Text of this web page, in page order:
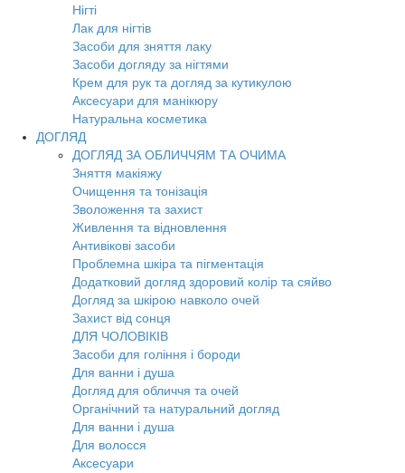
Нігті
Лак для нігтів
Засоби для зняття лаку
Засоби догляду за нігтями
Крем для рук та догляд за кутикулою
Аксесуари для манікюру
Натуральна косметика
ДОГЛЯД
ДОГЛЯД ЗА ОБЛИЧЧЯМ ТА ОЧИМА
Зняття макіяжу
Очищення та тонізація
Зволоження та захист
Живлення та відновлення
Антивікові засоби
Проблемна шкіра та пігментація
Додатковий догляд здоровий колір та сяйво
Догляд за шкірою навколо очей
Захист від сонця
ДЛЯ ЧОЛОВІКІВ
Засоби для гоління і бороди
Для ванни і душа
Догляд для обличчя та очей
Органічний та натуральний догляд
Для ванни і душа
Для волосся
Аксесуари